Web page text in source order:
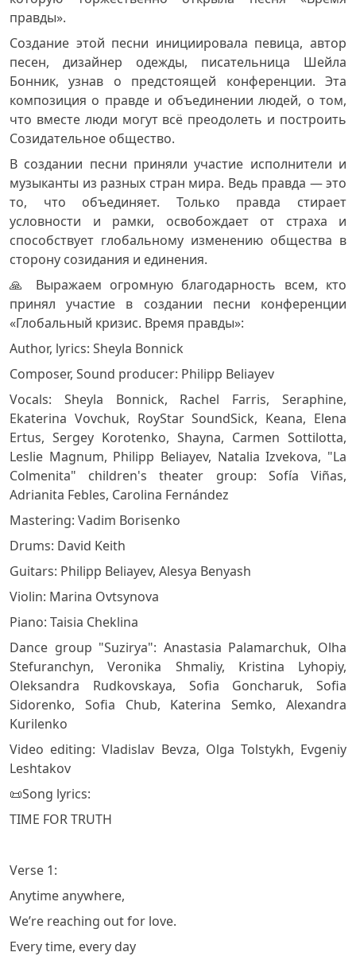
правды».
Создание этой песни инициировала певица, автор
песен, дизайнер одежды, писательница Шейла
Бонник, узнав о предстоящей конференции. Эта
композиция о правде и объединении людей, о том,
что вместе люди могут всё преодолеть и построить
Созидательное общество.
В создании песни приняли участие исполнители и
музыканты из разных стран мира. Ведь правда — это
то, что объединяет. Только правда стирает
условности и рамки, освобождает от страха и
способствует глобальному изменению общества в
сторону созидания и единения.
🙏 Выражаем огромную благодарность всем, кто
принял участие в создании песни конференции
«Глобальный кризис. Время правды»:
Author, lyrics: Sheyla Bonnick
Composer, Sound producer: Philipp Beliayev
Vocals: Sheyla Bonnick, Rachel Farris, Seraphine,
Ekaterina Vovchuk, RoyStar SoundSick, Keana, Elena
Ertus, Sergey Korotenko, Shayna, Carmen Sottilotta,
Leslie Magnum, Philipp Beliayev, Natalia Izvekova, "La
Colmenita" children's theater group: Sofía Viñas,
Adrianita Febles, Carolina Fernández
Mastering: Vadim Borisenko
Drums: David Keith
Guitars: Philipp Beliayev, Alesya Benyash
Violin: Marina Ovtsynova
Piano: Taisia Cheklina
Dance group "Suzirya": Anastasia Palamarchuk, Olha
Stefuranchyn, Veronika Shmaliy, Kristina Lyhopiy,
Oleksandra Rudkovskaya, Sofia Goncharuk, Sofia
Sidorenko, Sofia Chub, Katerina Semko, Alexandra
Kurilenko
Video editing: Vladislav Bevza, Olga Tolstykh, Evgeniy
Leshtakov
📜Song lyrics:
TIME FOR TRUTH
Verse 1:
Anytime anywhere,
We’re reaching out for love.
Every time, every day